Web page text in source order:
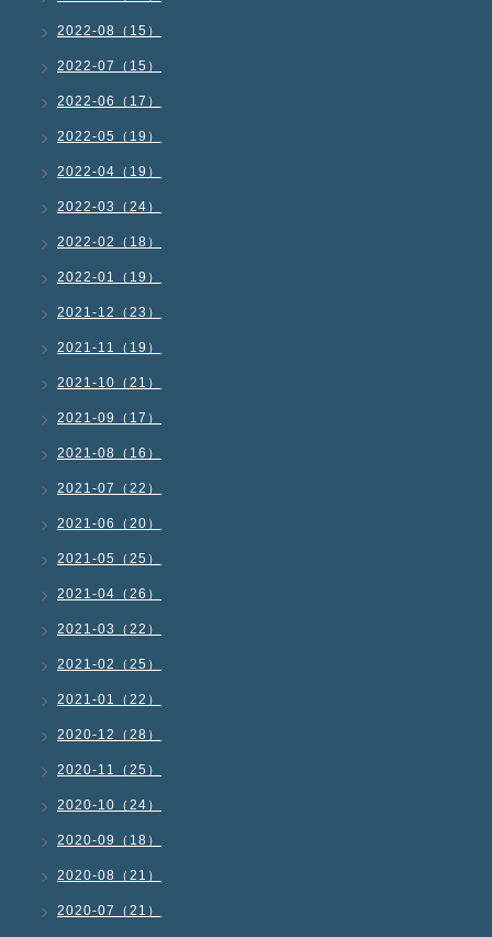
2022-08（15）
2022-07（15）
2022-06（17）
2022-05（19）
2022-04（19）
2022-03（24）
2022-02（18）
2022-01（19）
2021-12（23）
2021-11（19）
2021-10（21）
2021-09（17）
2021-08（16）
2021-07（22）
2021-06（20）
2021-05（25）
2021-04（26）
2021-03（22）
2021-02（25）
2021-01（22）
2020-12（28）
2020-11（25）
2020-10（24）
2020-09（18）
2020-08（21）
2020-07（21）